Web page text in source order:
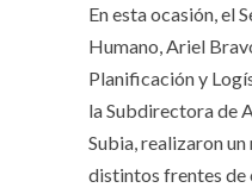
En esta ocasión, el
Humano, Ariel
Planificación y
la Subdirectora de
Subia, realizaron
distintos frentes de